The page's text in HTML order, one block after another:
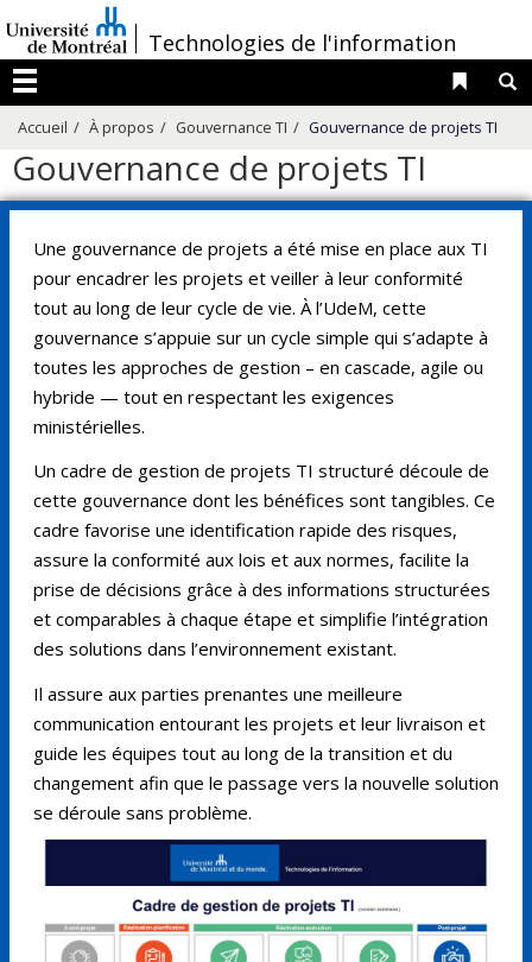
au
contenu
/
Technologies de l'information
Menu
Liens
Accueil À propos Gouvernance TI Gouvernance de projets TI
Gouvernance de projets TI
Une gouvernance de projets a été mise en place aux TI
pour encadrer les projets et veiller à leur conformité
tout au long de leur cycle de vie. À l’UdeM, cette
gouvernance s’appuie sur un cycle simple qui s’adapte à
toutes les approches de gestion – en cascade, agile ou
hybride — tout en respectant les exigences
ministérielles.
Un cadre de gestion de projets TI structuré découle de
cette gouvernance dont les bénéfices sont tangibles. Ce
cadre favorise une identification rapide des risques,
assure la conformité aux lois et aux normes, facilite la
prise de décisions grâce à des informations structurées
et comparables à chaque étape et simplifie l’intégration
des solutions dans l’environnement existant.
Il assure aux parties prenantes une meilleure
communication entourant les projets et leur livraison et
guide les équipes tout au long de la transition et du
changement afin que le passage vers la nouvelle solution
se déroule sans problème.